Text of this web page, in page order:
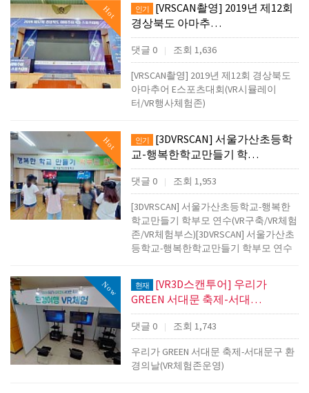
Hot 인기
[VRSCAN촬영] 2019년 제12회
경상북도 아마추…
댓글 0 조회 1,636
[VRSCAN촬영] 2019년 제12회 경상북도
아마추어 E스포츠대회(VR시뮬레이
터/VR행사체험존)
Hot 인기
[3DVRSCAN] 서울가산초등학
교-행복한학교만들기 학…
댓글 0 조회 1,953
[3DVRSCAN] 서울가산초등학교-행복한
학교만들기 학부모 연수(VR구축/VR체험
존/VR체험부스)[3DVRSCAN] 서울가산초
등학교-행복한학교만들기 학부모 연수
Now 현재
[VR3D스캔투어] 우리가
GREEN 서대문 축제-서대…
댓글 0 조회 1,743
우리가 GREEN 서대문 축제-서대문구 환
경의날(VR체험존운영)